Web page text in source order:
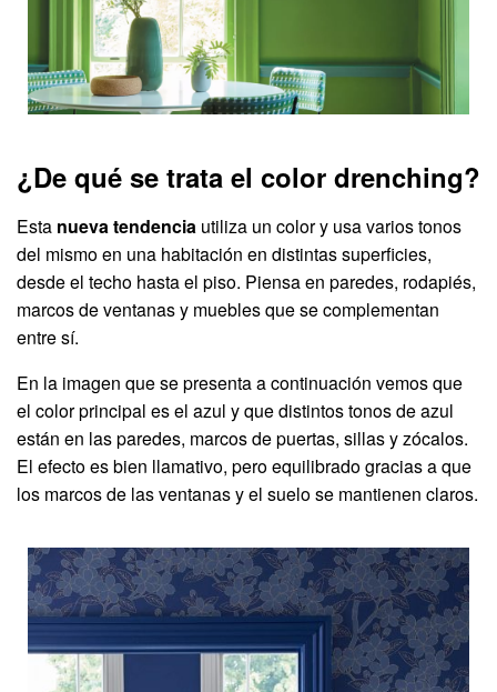
¿De qué se trata el color drenching?
Esta nueva tendencia utiliza un color y usa varios tonos
del mismo en una habitación en distintas superficies,
desde el techo hasta el piso. Piensa en paredes, rodapiés,
marcos de ventanas y muebles que se complementan
entre sí.
En la imagen que se presenta a continuación vemos que
el color principal es el azul y que distintos tonos de azul
están en las paredes, marcos de puertas, sillas y zócalos.
El efecto es bien llamativo, pero equilibrado gracias a que
los marcos de las ventanas y el suelo se mantienen claros.